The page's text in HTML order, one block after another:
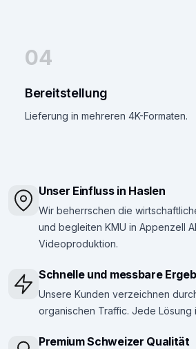
04
Bereitstellung
Lieferung in mehreren 4K-Formaten.
Unser Einfluss in Haslen
Wir beherrschen die
und begleiten KMU in Appenzell
Videoproduktion.
Schnelle und messbare
Unsere Kunden verzeichnen
organischen Traffic. Jede Lösung
Premium Schweizer Qualität